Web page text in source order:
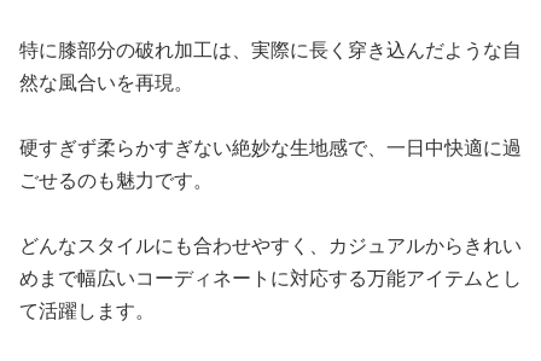
特に膝部分の破れ加工は、実際に長く穿き込んだような自
然な風合いを再現。
硬すぎず柔らかすぎない絶妙な生地感で、一日中快適に過
ごせるのも魅力です。
どんなスタイルにも合わせやすく、カジュアルからきれい
めまで幅広いコーディネートに対応する万能アイテムとし
て活躍します。